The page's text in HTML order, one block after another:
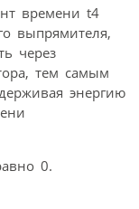
времени t4
выпрямителя,
через
тем самым
энергию
0.